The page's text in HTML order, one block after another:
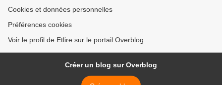
Cookies et données personnelles
Préférences cookies
Voir le profil de Etlire sur le portail Overblog
Créer un blog sur Overblog